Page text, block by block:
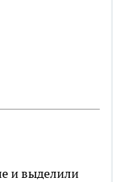
и выделили